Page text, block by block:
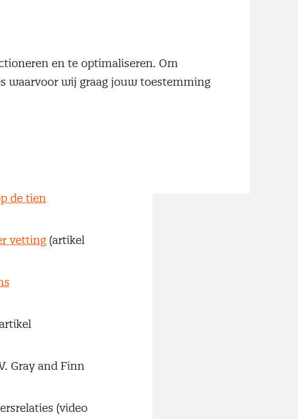
worden
de tien
vetting(artikel
Gray and Finn
(video
en te optimaliseren. Om
waarvoor wij graag jouw toestemming